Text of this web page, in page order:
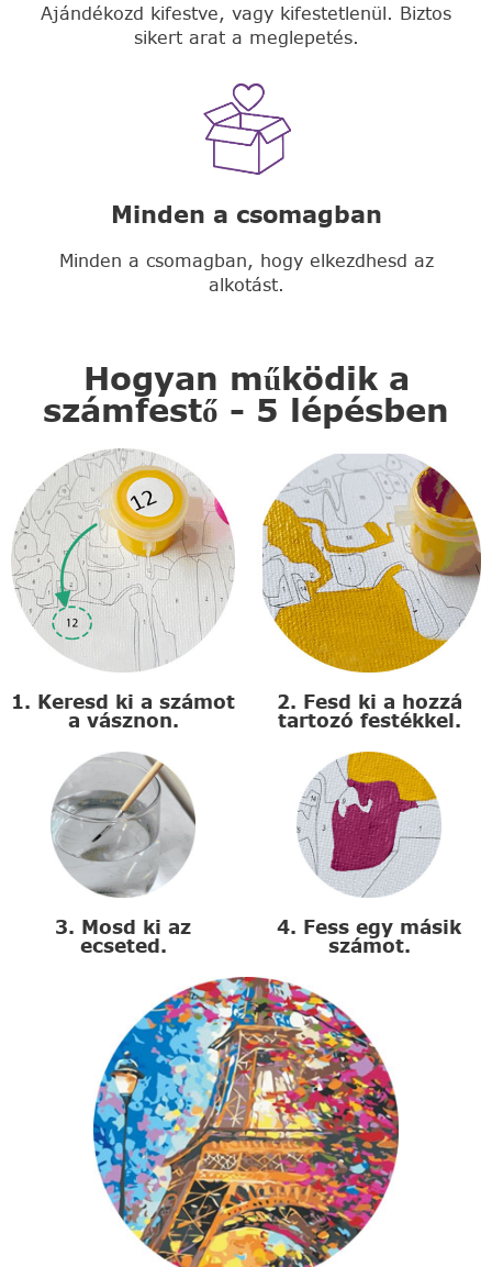
Ajándékozd kifestve, vagy kifestetlenül. Biztos
sikert arat a meglepetés.
Minden a csomagban
Minden a csomagban, hogy elkezdhesd az
alkotást.
Hogyan működik a
számfestő - 5 lépésben
1. Keresd ki a számot
a vásznon.
2. Fesd ki a hozzá
tartozó festékkel.
3. Mosd ki az
ecseted.
4. Fess egy másik
számot.